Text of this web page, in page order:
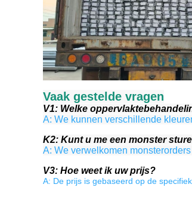
Vaak gestelde vragen
V1: Welke
A: We kunnen verschillende
K2: Kunt u me een monster
A: We verwelkomen
V3: Hoe weet ik uw prijs?
A: De prijs is gebaseerd op de